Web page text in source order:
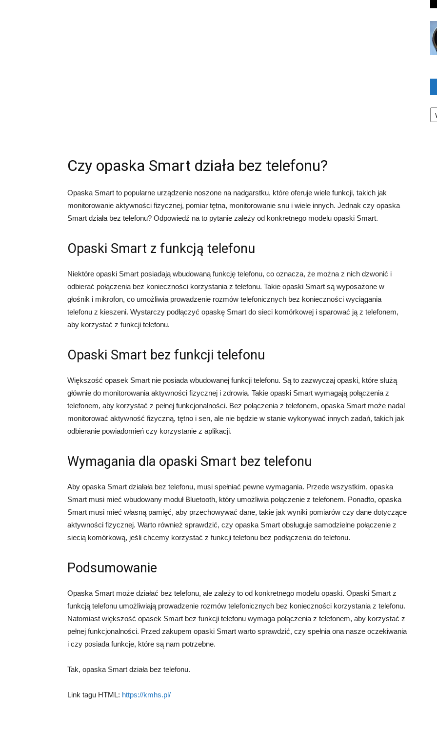
Czy opaska Smart działa bez telefonu?
Opaska Smart to popularne urządzenie noszone na nadgarstku, które oferuje wiele funkcji, takich jak
monitorowanie aktywności fizycznej, pomiar tętna, monitorowanie snu i wiele innych. Jednak czy opaska
Smart działa bez telefonu? Odpowiedź na to pytanie zależy od konkretnego modelu opaski Smart.
Opaski Smart z funkcją telefonu
Niektóre opaski Smart posiadają wbudowaną funkcję telefonu, co oznacza, że można z nich dzwonić i
odbierać połączenia bez konieczności korzystania z telefonu. Takie opaski Smart są wyposażone w
głośnik i mikrofon, co umożliwia prowadzenie rozmów telefonicznych bez konieczności wyciągania
telefonu z kieszeni. Wystarczy podłączyć opaskę Smart do sieci komórkowej i sparować ją z telefonem,
aby korzystać z funkcji telefonu.
Opaski Smart bez funkcji telefonu
Większość opasek Smart nie posiada wbudowanej funkcji telefonu. Są to zazwyczaj opaski, które służą
głównie do monitorowania aktywności fizycznej i zdrowia. Takie opaski Smart wymagają połączenia z
telefonem, aby korzystać z pełnej funkcjonalności. Bez połączenia z telefonem, opaska Smart może nadal
monitorować aktywność fizyczną, tętno i sen, ale nie będzie w stanie wykonywać innych zadań, takich jak
odbieranie powiadomień czy korzystanie z aplikacji.
Wymagania dla opaski Smart bez telefonu
Aby opaska Smart działała bez telefonu, musi spełniać pewne wymagania. Przede wszystkim, opaska
Smart musi mieć wbudowany moduł Bluetooth, który umożliwia połączenie z telefonem. Ponadto, opaska
Smart musi mieć własną pamięć, aby przechowywać dane, takie jak wyniki pomiarów czy dane dotyczące
aktywności fizycznej. Warto również sprawdzić, czy opaska Smart obsługuje samodzielne połączenie z
siecią komórkową, jeśli chcemy korzystać z funkcji telefonu bez podłączenia do telefonu.
Podsumowanie
Opaska Smart może działać bez telefonu, ale zależy to od konkretnego modelu opaski. Opaski Smart z
funkcją telefonu umożliwiają prowadzenie rozmów telefonicznych bez konieczności korzystania z telefonu.
Natomiast większość opasek Smart bez funkcji telefonu wymaga połączenia z telefonem, aby korzystać z
pełnej funkcjonalności. Przed zakupem opaski Smart warto sprawdzić, czy spełnia ona nasze oczekiwania
i czy posiada funkcje, które są nam potrzebne.
Tak, opaska Smart działa bez telefonu.
Link tagu HTML: https://kmhs.pl/